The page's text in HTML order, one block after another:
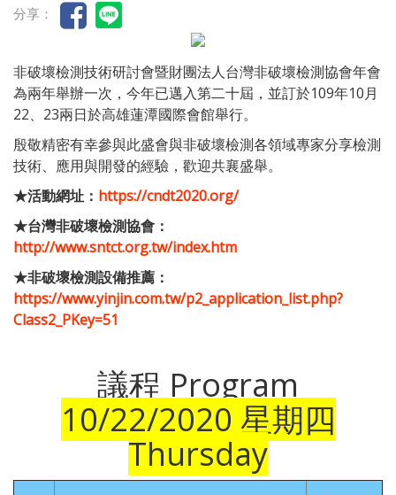
分享：
非破壞檢測技術研討會暨財團法人台灣非破壞檢測協會年會
為兩年舉辦一次，今年已邁入第二十屆，並訂於109年10月
22、23兩日於高雄蓮潭國際會館舉行。
殷敬精密有幸參與此盛會與非破壞檢測各領域專家分享檢測
技術、應用與開發的經驗，歡迎共襄盛舉。
★活動網址： https://cndt2020.org/
★台灣非破壞檢測協會：
http://www.sntct.org.tw/index.htm
★非破壞檢測設備推薦：
https://www.yinjin.com.tw/p2_application_list.php?
Class2_PKey=51
議程 Program
10/22/2020 星期四
Thursday